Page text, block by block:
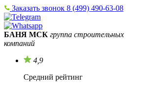
Заказать звонок 8 (499) 490-63-08
БАНЯ МСК группа строительных
компаний
4,9
Средний рейтинг